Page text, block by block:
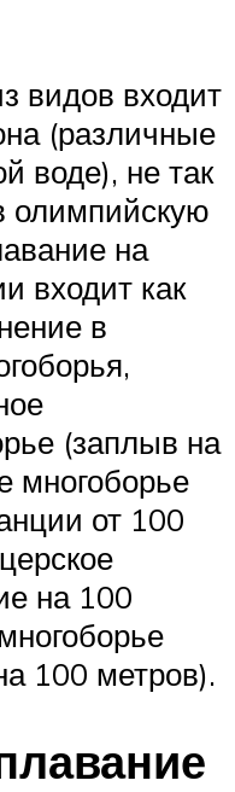
видов входит
(различные
воде), не так
олимпийскую
на
входит как
в
(заплыв на
многоборье
от 100
на 100
100 метров).